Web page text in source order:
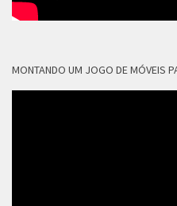
MONTANDO UM JOGO DE MÓVEIS